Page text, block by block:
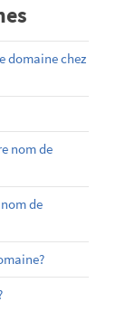
domaine chez
nom de
de